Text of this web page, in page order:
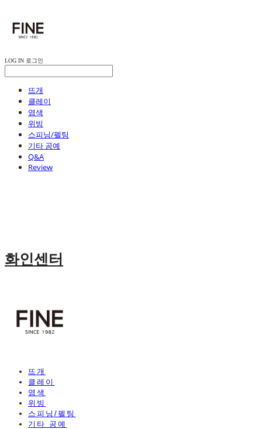
LOG IN 로그인
뜨개
클레이
염색
위빙
스피닝/펠팅
기타 공예
Q&A
Review
화인센터
뜨개
클레이
염색
위빙
스피닝/펠팅
기타 공예